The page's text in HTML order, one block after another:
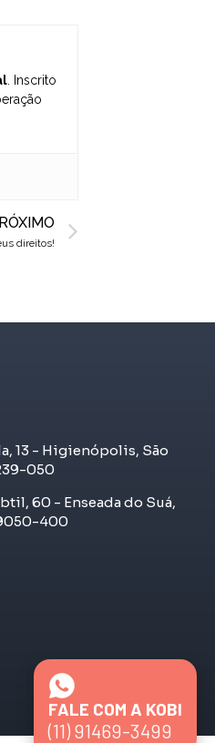
. Inscrito
direitos!
13 - Higienópolis, São
050
60 - Enseada do Suá,
400
FALE COM A KOBI
(11) 91469-3499